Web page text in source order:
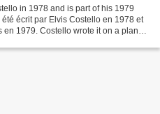
in 1978 and is part of his 1979
écrit par Elvis Costello en 1978 et
1979. Costello wrote it on a plane